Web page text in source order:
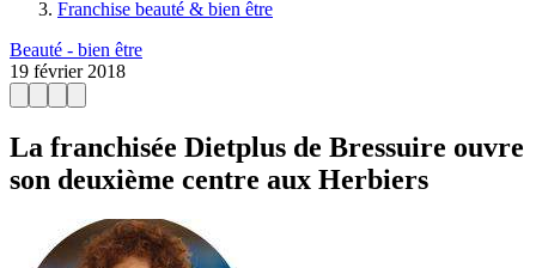
Franchise beauté & bien être
Beauté - bien être
19 février 2018
La franchisée Dietplus de Bressuire ouvre
son deuxième centre aux Herbiers